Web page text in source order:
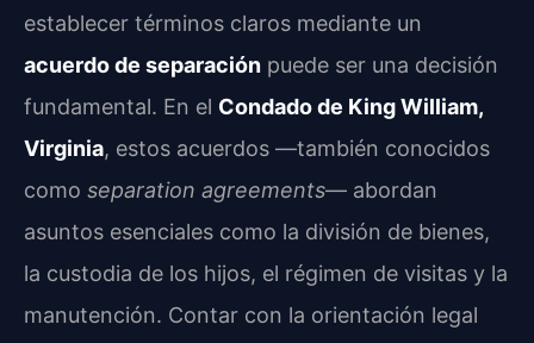
establecer términos claros mediante un
acuerdo de separación puede ser una decisión
fundamental. En el Condado de King William,
Virginia, estos acuerdos —también conocidos
como separation agreements— abordan
asuntos esenciales como la división de bienes,
la custodia de los hijos, el régimen de visitas y la
manutención. Contar con la orientación legal